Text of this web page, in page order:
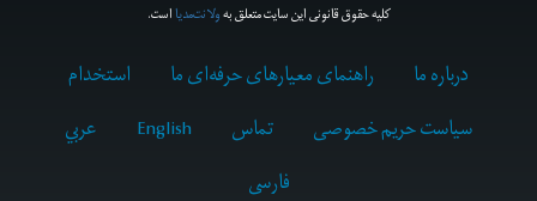
کلیه حقوق قانونی این سایت متعلق بهولانت‌مدیااست.
درباره ما راهنمای معیارهای حرفه‌ای ما
استخدام
سیاست حریم خصوصی
تماس English
عربي
فارسى